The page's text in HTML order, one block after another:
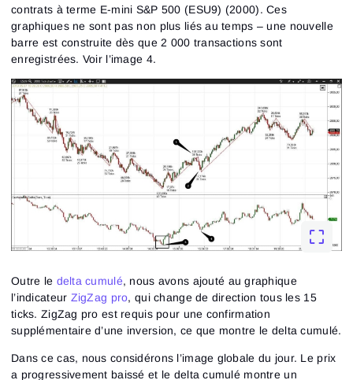
contrats à terme E-mini S&P 500 (ESU9) (2000). Ces
graphiques ne sont pas non plus liés au temps – une nouvelle
barre est construite dès que 2 000 transactions sont
enregistrées. Voir l’image 4.
Outre le delta cumulé, nous avons ajouté au graphique
l’indicateur ZigZag pro, qui change de direction tous les 15
ticks. ZigZag pro est requis pour une confirmation
supplémentaire d’une inversion, ce que montre le delta cumulé.
Dans ce cas, nous considérons l’image globale du jour. Le prix
a progressivement baissé et le delta cumulé montre un
Connexion
Email
Mot de passe
Réinitialiser le mot de passe
Saisis ton adresse e-mail et nous t’enverrons un lien
Email
Inscription
Email
Je souhaite recevoir des offres spéciales d'ATAS
J’accepte lesTerms of use,License agreement.
Consultez notre Politique de confidentialité